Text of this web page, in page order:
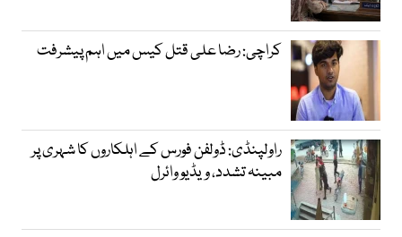
کراچی: رضا علی قتل کیس میں اہم پیشرفت
راولپنڈی: ڈولفن فورس کے اہلکاروں کا شہری پر
مبینہ تشدد، ویڈیو وائرل